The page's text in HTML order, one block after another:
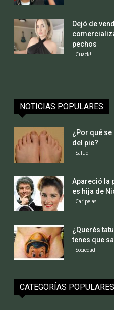
Dejó de
pechos
Cuack!
NOTICIAS POPULARES
¿Por qué
del pie?
Salud
Apareció la
es hija de
Caripelas
¿Querés
tenes que
Sociedad
CATEGORÍAS POPULARES